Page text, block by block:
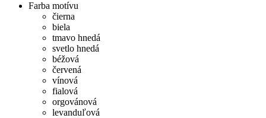
Farba motívu
čierna
biela
tmavo hnedá
svetlo hnedá
béžová
červená
vínová
fialová
orgovánová
levanduľová